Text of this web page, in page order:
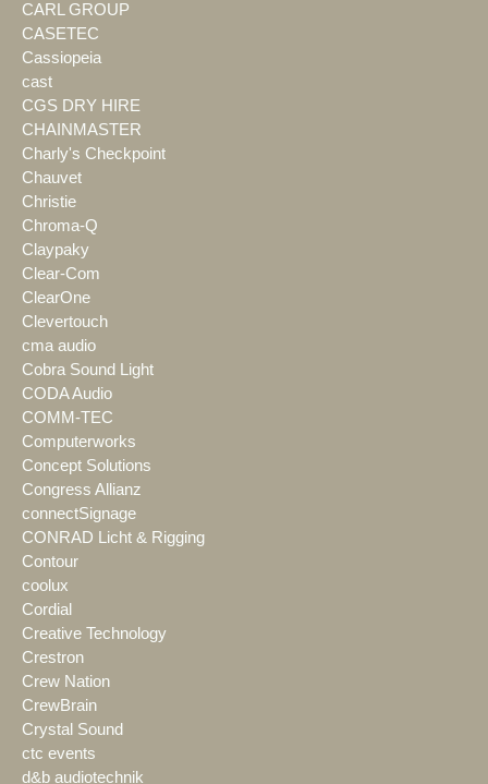
CARL GROUP
CASETEC
Cassiopeia
cast
CGS DRY HIRE
CHAINMASTER
Charly's Checkpoint
Chauvet
Christie
Chroma-Q
Claypaky
Clear-Com
ClearOne
Clevertouch
cma audio
Cobra Sound Light
CODA Audio
COMM-TEC
Computerworks
Concept Solutions
Congress Allianz
connectSignage
CONRAD Licht & Rigging
Contour
coolux
Cordial
Creative Technology
Crestron
Crew Nation
CrewBrain
Crystal Sound
ctc events
d&b audiotechnik